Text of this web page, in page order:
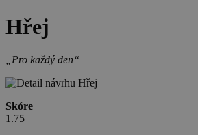
Hřej
„Pro každý den“
Skóre
1.75